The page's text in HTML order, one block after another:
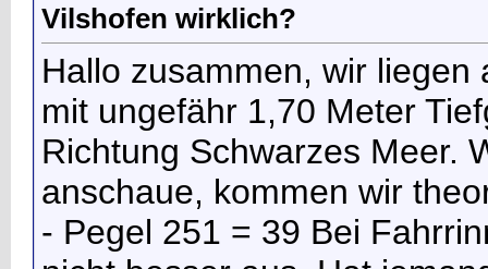
Vilshofen wirklich?
Hallo zusammen, wir
mit ungefähr 1,70 Meter
Richtung Schwarzes Meer.
anschaue, kommen wir
- Pegel 251 = 39 Bei